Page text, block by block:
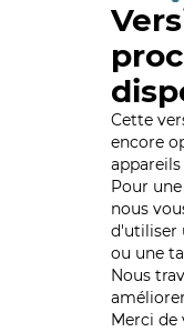
Cette
encore
Pour
nous
d'utiliser
ou une
Nous
Merci de